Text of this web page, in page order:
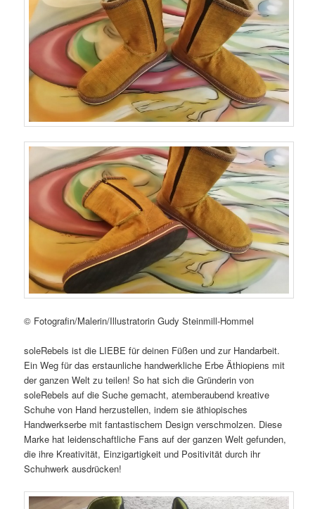
© Fotografin/Malerin/Illustratorin Gudy Steinmill-Hommel
soleRebels ist die LIEBE für deinen Füßen und zur Handarbeit.
Ein Weg für das erstaunliche handwerkliche Erbe Äthiopiens mit
der ganzen Welt zu teilen! So hat sich die Gründerin von
soleRebels auf die Suche gemacht, atemberaubend kreative
Schuhe von Hand herzustellen, indem sie äthiopisches
Handwerkserbe mit fantastischem Design verschmolzen. Diese
Marke hat leidenschaftliche Fans auf der ganzen Welt gefunden,
die ihre Kreativität, Einzigartigkeit und Positivität durch ihr
Schuhwerk ausdrücken!